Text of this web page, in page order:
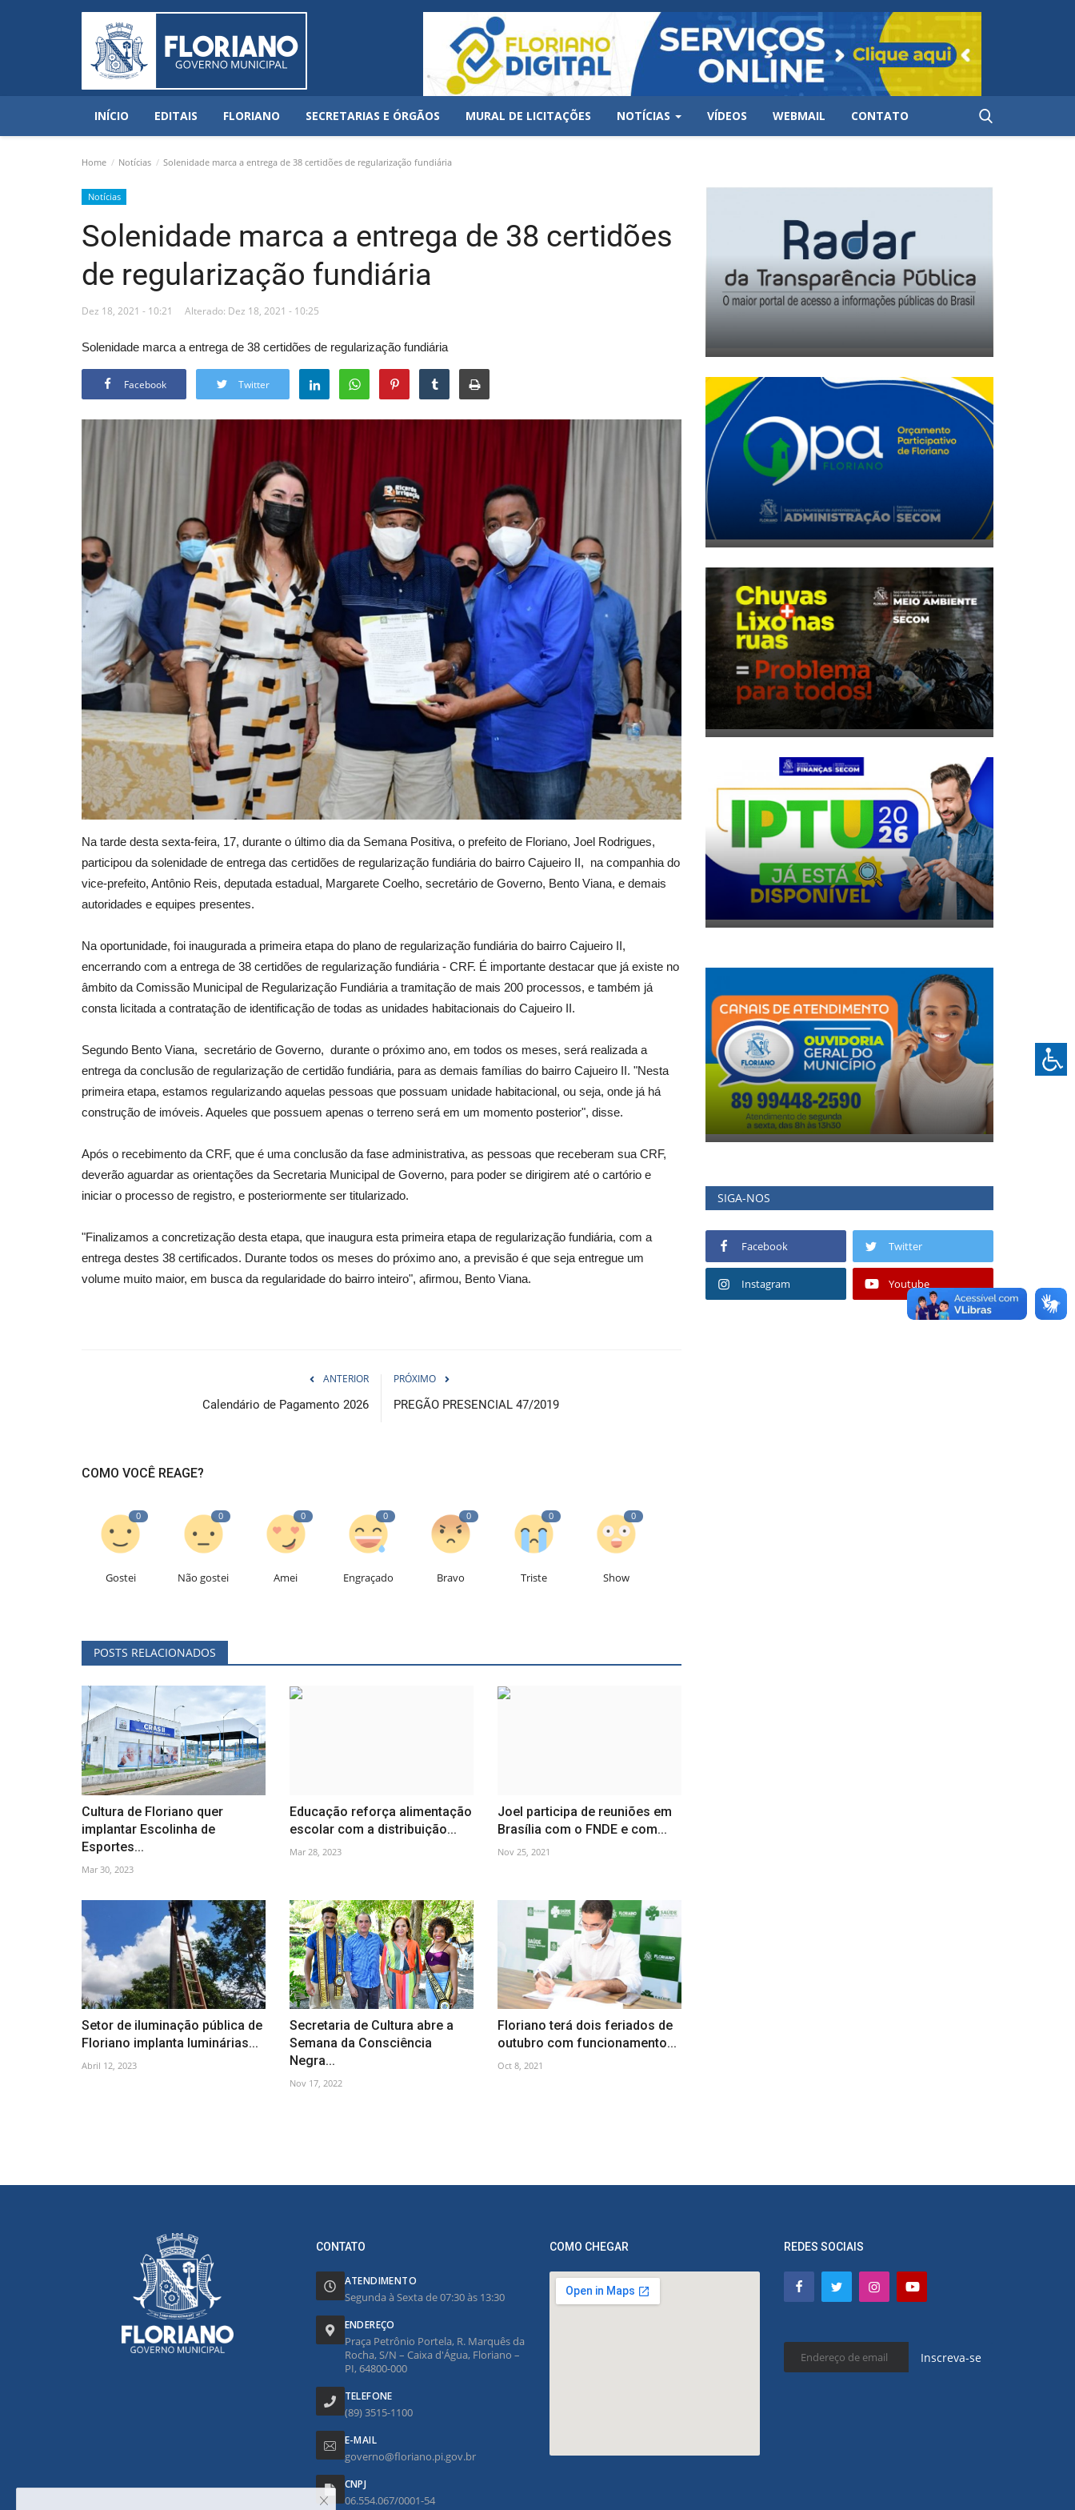
INÍCIO EDITAIS FLORIANO SECRETARIAS E ÓRGÃOS MURAL DE LICITAÇÕES NOTÍCIAS VÍDEOS WEBMAIL CONTATO
Home Notícias Solenidade marca a entrega de 38 certidões de regularização fundiária
Notícias
Solenidade marca a entrega de 38 certidões
de regularização fundiária
Dez 18, 2021 - 10:21 Alterado: Dez 18, 2021 - 10:25
Solenidade marca a entrega de 38 certidões de regularização fundiária
Facebook Twitter
Na tarde desta sexta-feira, 17, durante o último dia da Semana Positiva, o prefeito de Floriano, Joel Rodrigues,
participou da solenidade de entrega das certidões de regularização fundiária do bairro Cajueiro II, na companhia do
vice-prefeito, Antônio Reis, deputada estadual, Margarete Coelho, secretário de Governo, Bento Viana, e demais
autoridades e equipes presentes.
Na oportunidade, foi inaugurada a primeira etapa do plano de regularização fundiária do bairro Cajueiro II,
encerrando com a entrega de 38 certidões de regularização fundiária - CRF. É importante destacar que já existe no
âmbito da Comissão Municipal de Regularização Fundiária a tramitação de mais 200 processos, e também já
consta licitada a contratação de identificação de todas as unidades habitacionais do Cajueiro II.
Segundo Bento Viana, secretário de Governo, durante o próximo ano, em todos os meses, será realizada a
entrega da conclusão de regularização de certidão fundiária, para as demais famílias do bairro Cajueiro II. "Nesta
primeira etapa, estamos regularizando aquelas pessoas que possuam unidade habitacional, ou seja, onde já há
construção de imóveis. Aqueles que possuem apenas o terreno será em um momento posterior", disse.
Após o recebimento da CRF, que é uma conclusão da fase administrativa, as pessoas que receberam sua CRF,
deverão aguardar as orientações da Secretaria Municipal de Governo, para poder se dirigirem até o cartório e
iniciar o processo de registro, e posteriormente ser titularizado.
"Finalizamos a concretização desta etapa, que inaugura esta primeira etapa de regularização fundiária, com a
entrega destes 38 certificados. Durante todos os meses do próximo ano, a previsão é que seja entregue um
volume muito maior, em busca da regularidade do bairro inteiro", afirmou, Bento Viana.
ANTERIOR
Calendário de Pagamento 2026
PRÓXIMO
PREGÃO PRESENCIAL 47/2019
COMO VOCÊ REAGE?
0
Gostei
0
Não gostei
0
Amei
0
Engraçado
0
Bravo
0
Triste
0
Show
POSTS RELACIONADOS
Cultura de Floriano quer
implantar Escolinha de
Esportes...
Mar 30, 2023
Educação reforça alimentação
escolar com a distribuição...
Mar 28, 2023
Joel participa de reuniões em
Brasília com o FNDE e com...
Nov 25, 2021
Setor de iluminação pública de
Floriano implanta luminárias...
Abril 12, 2023
Secretaria de Cultura abre a
Semana da Consciência
Negra...
Nov 17, 2022
Floriano terá dois feriados de
outubro com funcionamento...
Oct 8, 2021
SIGA-NOS
Facebook Twitter
Instagram Youtube
CONTATO
ATENDIMENTO
Segunda à Sexta de 07:30 às 13:30
ENDEREÇO
Praça Petrônio Portela, R. Marquês da
Rocha, S/N – Caixa d'Água, Floriano –
PI, 64800-000
TELEFONE
(89) 3515-1100
E-MAIL
governo@floriano.pi.gov.br
CNPJ
06.554.067/0001-54
COMO CHEGAR REDES SOCIAIS
Inscreva-se